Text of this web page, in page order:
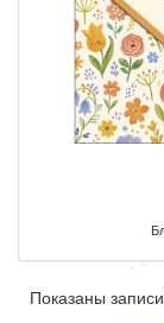
Показаны записи